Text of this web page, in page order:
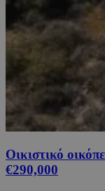
Οικιστικό
€290,000